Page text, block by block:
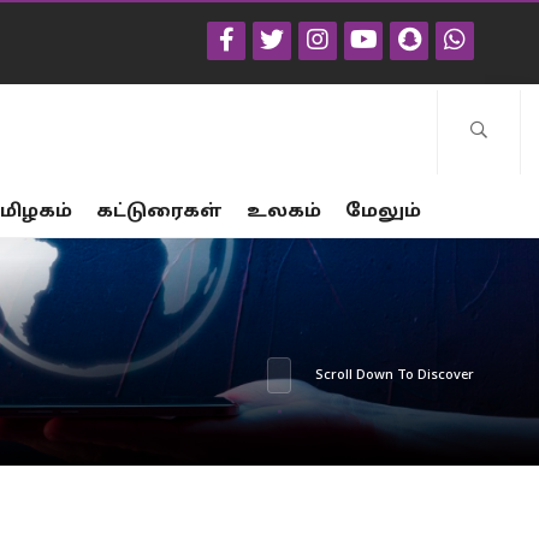
கட்டுரைகள் உலகம் மேலும்
Scroll Down To Discover